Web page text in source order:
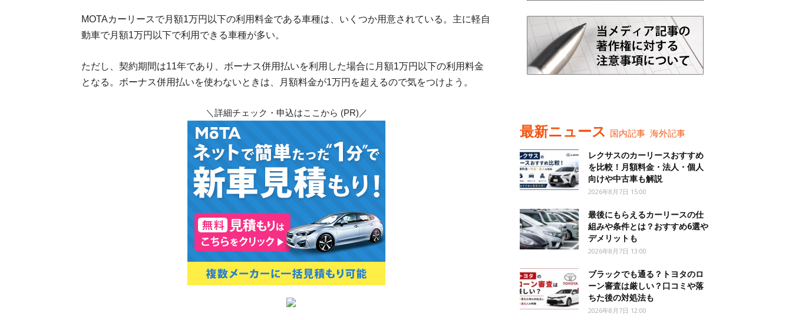
MOTAカーリースで月額1万円以下の利用料金である車種は、いくつか用意されている。主に軽自
動車で月額1万円以下で利用できる車種が多い。
ただし、契約期間は11年であり、ボーナス併用払いを利用した場合に月額1万円以下の利用料金
となる。ボーナス併用払いを使わないときは、月額料金が1万円を超えるので気をつけよう。
＼詳細チェック・申込はここから (PR)／
最新ニュース 国内記事 海外記事
レクサスのカーリースおすすめ
を比較！月額料金・法人・個人
向けや中古車も解説
2026年8月7日 15:00
最後にもらえるカーリースの仕
組みや条件とは？おすすめ6選や
デメリットも
2026年8月7日 13:00
ブラックでも通る？トヨタのロ
ーン審査は厳しい？口コミや落
ちた後の対処法も
2026年8月7日 12:00